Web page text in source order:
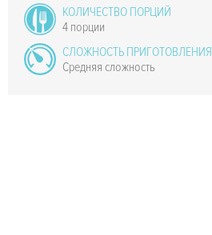
КОЛИЧЕСТВО ПОРЦИЙ
4 порции
СЛОЖНОСТЬ ПРИГОТОВЛЕНИЯ
Средняя сложность